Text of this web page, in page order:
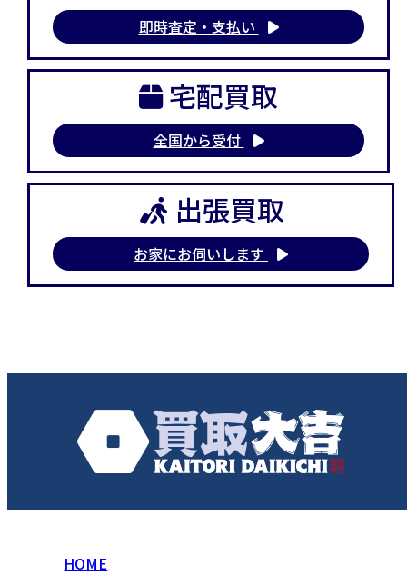
即時査定・支払い
宅配買取
全国から受付
出張買取
お家にお伺いします
HOME